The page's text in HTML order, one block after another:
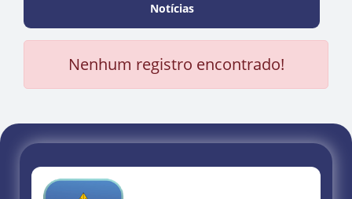
Notícias
Nenhum registro encontrado!